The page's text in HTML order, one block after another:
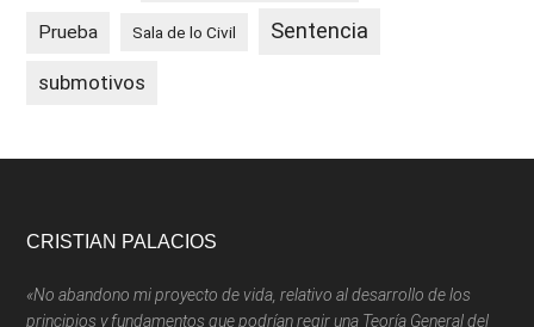
Prueba Sala de lo Civil Sentencia
submotivos
Footer
CRISTIAN PALACIOS
«No abandono mi proyecto de vida, relativo al desarrollo de los
principios y fundamentos que podrían regir una Teoría General del